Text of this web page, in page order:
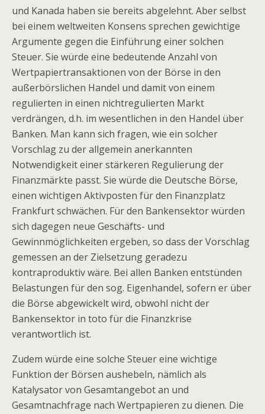
und Kanada haben sie bereits abgelehnt. Aber selbst
bei einem weltweiten Konsens sprechen gewichtige
Argumente gegen die Einführung einer solchen
Steuer. Sie würde eine bedeutende Anzahl von
Wertpapiertransaktionen von der Börse in den
außerbörslichen Handel und damit von einem
regulierten in einen nichtregulierten Markt
verdrängen, d.h. im wesentlichen in den Handel über
Banken. Man kann sich fragen, wie ein solcher
Vorschlag zu der allgemein anerkannten
Notwendigkeit einer stärkeren Regulierung der
Finanzmärkte passt. Sie würde die Deutsche Börse,
einen wichtigen Aktivposten für den Finanzplatz
Frankfurt schwächen. Für den Bankensektor würden
sich dagegen neue Geschäfts- und
Gewinnmöglichkeiten ergeben, so dass der Vorschlag
gemessen an der Zielsetzung geradezu
kontraproduktiv wäre. Bei allen Banken entstünden
Belastungen für den sog. Eigenhandel, sofern er über
die Börse abgewickelt wird, obwohl nicht der
Bankensektor in toto für die Finanzkrise
verantwortlich ist.
Zudem würde eine solche Steuer eine wichtige
Funktion der Börsen aushebeln, nämlich als
Katalysator von Gesamtangebot an und
Gesamtnachfrage nach Wertpapieren zu dienen. Die